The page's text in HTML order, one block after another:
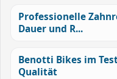
Professionelle
Dauer und R...
Benotti Bikes im
Qualität